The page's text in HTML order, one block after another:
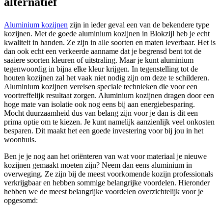
Aluminium kozijnen zijn in ieder geval een van de bekendere type
kozijnen. Met de goede aluminium kozijnen in Blokzijl heb je echt
kwaliteit in handen. Ze zijn in alle soorten en maten leverbaar. Het is
dan ook echt een verkeerde aanname dat je begrensd bent tot de
saaiere soorten kleuren of uitstraling. Maar je kunt aluminium
tegenwoordig in bijna elke kleur krijgen. In tegenstelling tot de
houten kozijnen zal het vaak niet nodig zijn om deze te schilderen.
Aluminium kozijnen vereisen speciale technieken die voor een
voortreffelijk resultaat zorgen. Aluminium kozijnen dragen door een
hoge mate van isolatie ook nog eens bij aan energiebesparing.
Mocht duurzaamheid dus van belang zijn voor je dan is dit een
prima optie om te kiezen. Je kunt namelijk aanzienlijk veel onkosten
besparen. Dit maakt het een goede investering voor bij jou in het
woonhuis.
Ben je je nog aan het oriënteren van wat voor materiaal je nieuwe
kozijnen gemaakt moeten zijn? Neem dan eens aluminium in
overweging. Ze zijn bij de meest voorkomende kozijn professionals
verkrijgbaar en hebben sommige belangrijke voordelen. Hieronder
hebben we de meest belangrijke voordelen overzichtelijk voor je
opgesomd: